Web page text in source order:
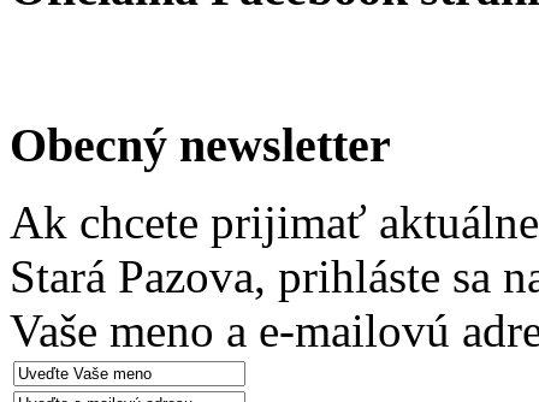
Obecný newsletter
Ak chcete prijimať
Stará Pazova, prihláste sa
Vaše meno a e-mailovú